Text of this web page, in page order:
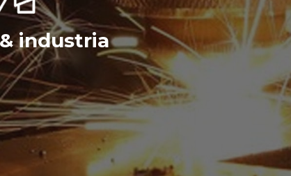
industria